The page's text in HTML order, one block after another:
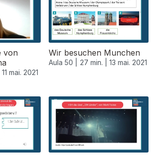
von
11 mai. 2021
Wir besuchen Munchen
Aula 50 | 27 min. | 13 mai. 2021